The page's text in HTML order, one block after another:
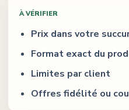
À VÉRIFIER
Prix dans votre
Format exact du
Limites par client
Offres fidélité ou